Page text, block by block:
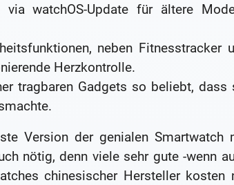
watchOS-Update für ältere
neben Fitnesstracker
Herzkontrolle.
tragbaren Gadgets so beliebt, dass
Version der genialen Smartwatch
nötig, denn viele sehr gute -wenn
chinesischer Hersteller kosten